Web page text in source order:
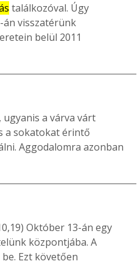
találkozóval. Úgy
visszatérünk
belül 2011
a várva várt
a sokatokat érintő
Aggodalomra azonban
Október 13-án egy
központjába. A
Ezt követően